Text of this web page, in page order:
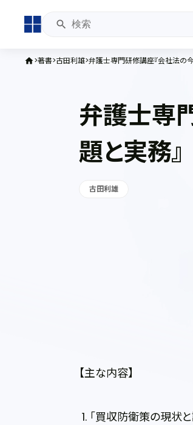
home 著書 古田利雄 弁護士専門研修講座『会社法の
弁護士専
題と実務』
古田利雄
【主な内容】
「買収防衛策の現状